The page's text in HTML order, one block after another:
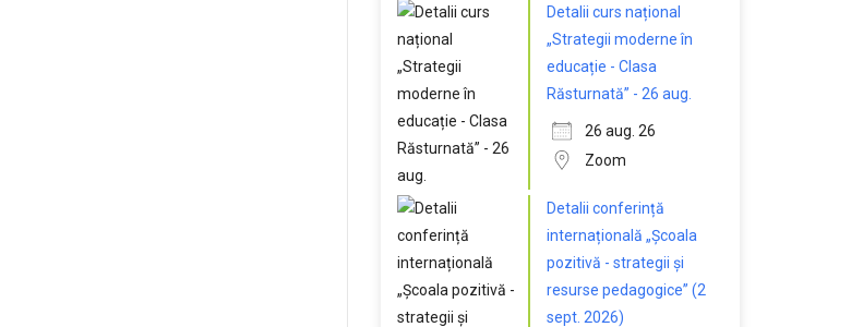
Detalii curs național
„Strategii moderne în
educație - Clasa
Răsturnată” - 26 aug.
26 aug. 26
Zoom
Detalii conferință
internațională „Școala
pozitivă - strategii și
resurse pedagogice” (2
sept. 2026)